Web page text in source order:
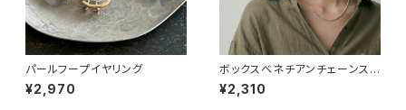
パールフープイヤリング
¥2,970
ボックスベネチアンチェーンステ
ンレスネックレス
¥2,310